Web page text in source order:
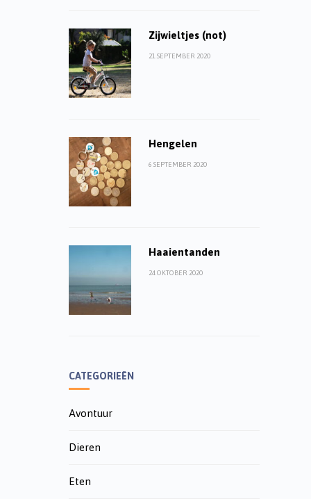
Zijwieltjes (not)
21 SEPTEMBER 2020
Hengelen
6 SEPTEMBER 2020
Haaientanden
24 OKTOBER 2020
CATEGORIEËN
Avontuur
Dieren
Eten